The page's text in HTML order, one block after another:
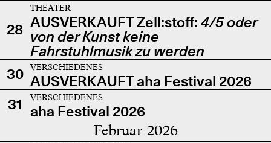
28
THEATER
AUSVERKAUFT Zell:stoff: 4/5 oder
von der Kunst keine
Fahrstuhlmusik zu werden
30
VERSCHIEDENES
AUSVERKAUFT aha Festival 2026
31
VERSCHIEDENES
aha Festival 2026
Februar 2026